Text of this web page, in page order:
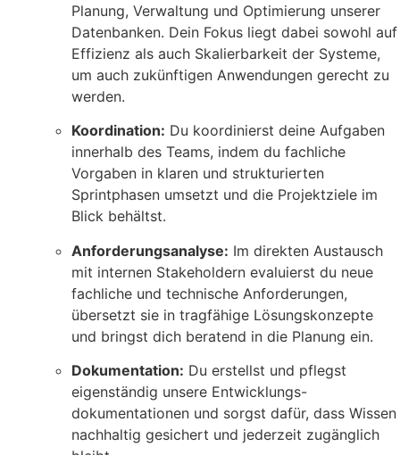
Planung, Verwaltung und Optimierung unserer
Datenbanken. Dein Fokus liegt dabei sowohl auf
Effizienz als auch Skalierbarkeit der Systeme,
um auch zukünftigen Anwendungen gerecht zu
werden.
Koordination: Du koordinierst deine Aufgaben
innerhalb des Teams, indem du fachliche
Vorgaben in klaren und strukturierten
Sprintphasen umsetzt und die Projektziele im
Blick behältst.
Anforderungsanalyse: Im direkten Austausch
mit internen Stakeholdern evaluierst du neue
fachliche und technische Anforderungen,
übersetzt sie in tragfähige Lösungskonzepte
und bringst dich beratend in die Planung ein.
Dokumentation: Du erstellst und pflegst
eigenständig unsere Entwicklungs-
dokumentationen und sorgst dafür, dass Wissen
nachhaltig gesichert und jederzeit zugänglich